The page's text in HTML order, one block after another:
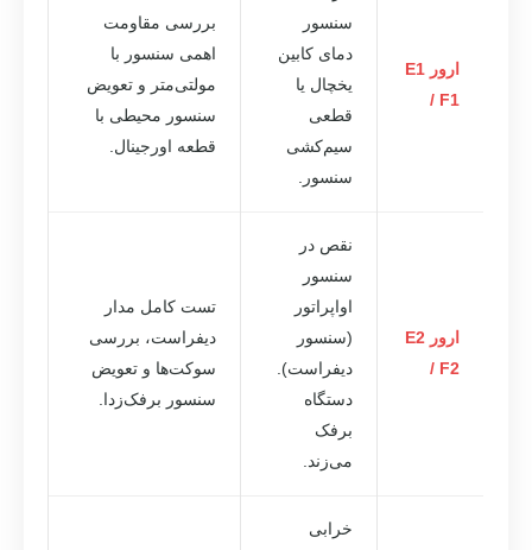
ارور E1
/ F1
سنسور
دمای کابین
یخچال یا
قطعی
سیم‌کشی
سنسور.
بررسی مقاومت
اهمی سنسور با
مولتی‌متر و تعویض
سنسور محیطی با
قطعه اورجینال.
ارور E2
/ F2
نقص در
سنسور
اواپراتور
(سنسور
دیفراست).
دستگاه
برفک
می‌زند.
تست کامل مدار
دیفراست، بررسی
سوکت‌ها و تعویض
سنسور برفک‌زدا.
خرابی